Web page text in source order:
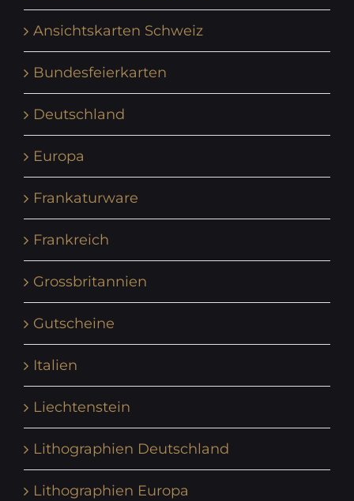
Ansichtskarten Schweiz
Bundesfeierkarten
Deutschland
Europa
Frankaturware
Frankreich
Grossbritannien
Gutscheine
Italien
Liechtenstein
Lithographien Deutschland
Lithographien Europa